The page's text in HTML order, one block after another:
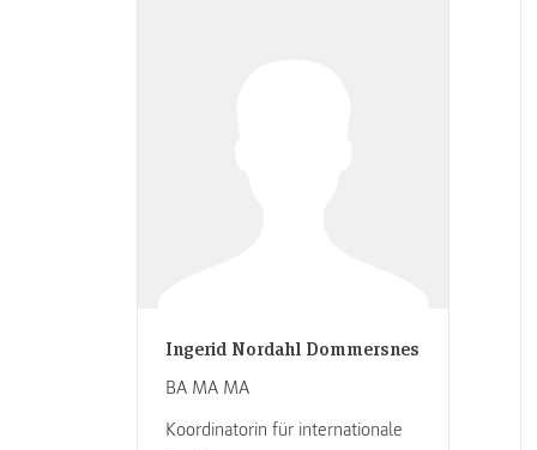
Ingerid Nordahl Dommersnes
BA MA MA
Koordinatorin für internationale